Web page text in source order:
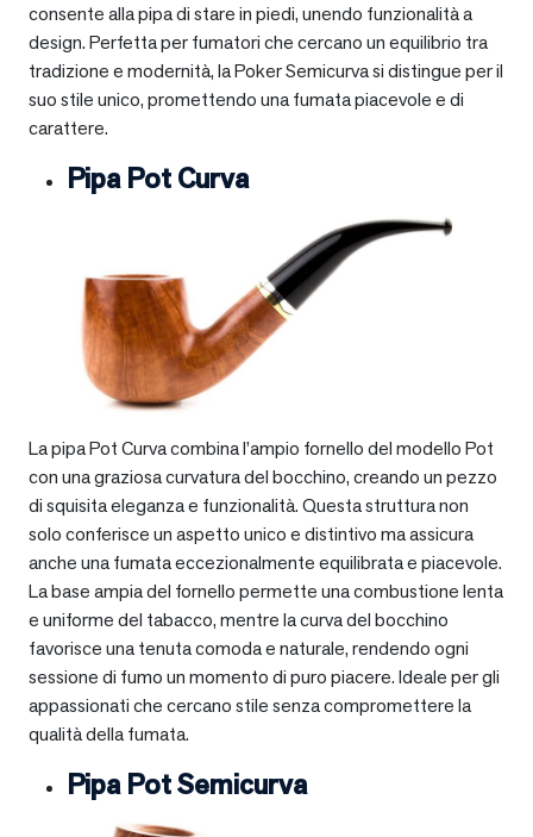
consente alla pipa di stare in piedi, unendo funzionalità a
design. Perfetta per fumatori che cercano un equilibrio tra
tradizione e modernità, la Poker Semicurva si distingue per il
suo stile unico, promettendo una fumata piacevole e di
carattere.
Pipa Pot Curva
La pipa Pot Curva combina l’ampio fornello del modello Pot
con una graziosa curvatura del bocchino, creando un pezzo
di squisita eleganza e funzionalità. Questa struttura non
solo conferisce un aspetto unico e distintivo ma assicura
anche una fumata eccezionalmente equilibrata e piacevole.
La base ampia del fornello permette una combustione lenta
e uniforme del tabacco, mentre la curva del bocchino
favorisce una tenuta comoda e naturale, rendendo ogni
sessione di fumo un momento di puro piacere. Ideale per gli
appassionati che cercano stile senza compromettere la
qualità della fumata.
Pipa Pot Semicurva